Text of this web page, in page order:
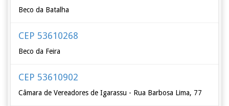
Beco da Batalha
CEP 53610268
Beco da Feira
CEP 53610902
Câmara de Vereadores de Igarassu - Rua Barbosa Lima, 77